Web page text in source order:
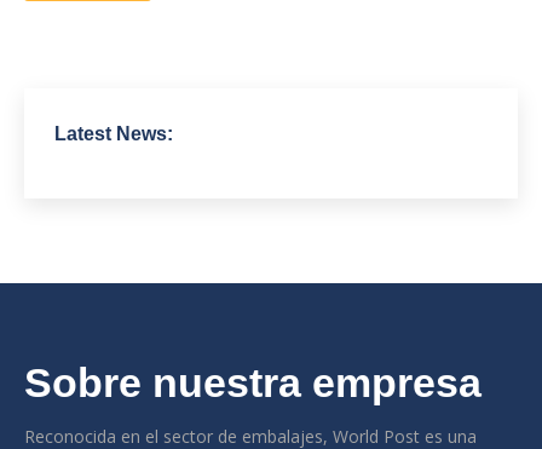
Latest News:
Sobre nuestra empresa
Reconocida en el sector de embalajes, World Post es una